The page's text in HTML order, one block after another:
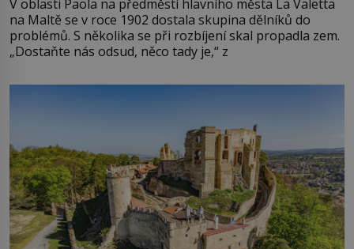
V oblasti Paola na předměstí hlavního města La Valetta
na Maltě se v roce 1902 dostala skupina dělníků do
problémů. S několika se při rozbíjení skal propadla zem.
„Dostaňte nás odsud, něco tady je,“ z